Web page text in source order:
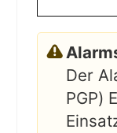
Der
PGP)